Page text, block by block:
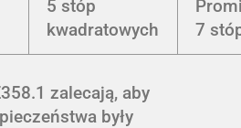
5 stóp
kwadratowych
7
zalecają, aby
były